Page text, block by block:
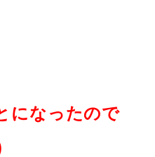
になったので